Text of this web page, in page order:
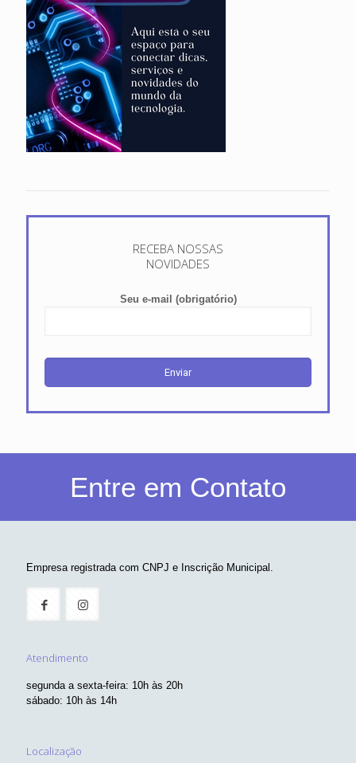
RECEBA NOSSAS
NOVIDADES
Seu e-mail (obrigatório)
Entre em Contato
sábado: 10h às 14h
São Paulo/SP
Contatos
comercial@objetivacomunicamidia.com.br